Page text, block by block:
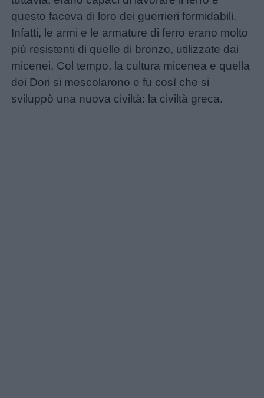
questo faceva di loro dei guerrieri formidabili.
Infatti, le armi e le armature di ferro erano molto
più resistenti di quelle di bronzo, utilizzate dai
micenei. Col tempo, la cultura micenea e quella
dei Dori si mescolarono e fu così che si
sviluppò una nuova civiltà: la civiltà greca.